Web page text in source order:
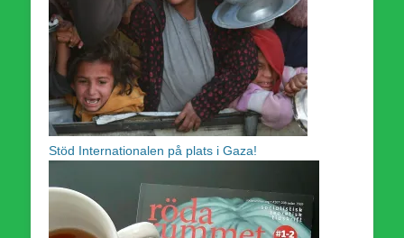
Stöd Internationalen på plats i Gaza!